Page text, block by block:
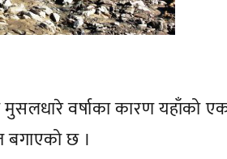
वर्षाका कारण यहाँको
छ ।